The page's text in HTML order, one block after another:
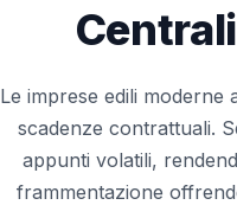
Le imprese edili
scadenze contrattuali.
appunti volatili,
frammentazione